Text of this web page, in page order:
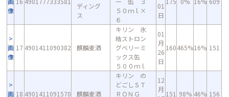
像
ディング
ス
５０ｍｌ×
６
01
日
画
像
17 4901411090382 麒麟麦酒
キリン 氷
結ストロン
グベリーミ
ックス缶
５００ｍｌ
01
月
26
日
160465%16% 151
画 18 4901411091570 麒麟麦酒
キリン の
どごしＳＴ
ＲＯＮＧ
12
月
151 98% 46% 156